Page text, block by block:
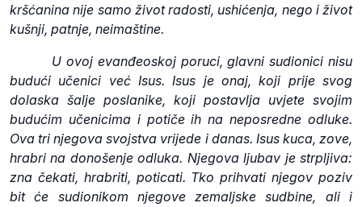
kršćanina nije samo život radosti, ushićenja, nego i život
kušnji, patnje, neimaštine.
U ovoj evanđeoskoj poruci, glavni sudionici nisu
budući učenici već Isus. Isus je onaj, koji prije svog
dolaska šalje poslanike, koji postavlja uvjete svojim
budućim učenicima i potiče ih na neposredne odluke.
Ova tri njegova svojstva vrijede i danas. Isus kuca, zove,
hrabri na donošenje odluka. Njegova ljubav je strpljiva:
zna čekati, hrabriti, poticati. Tko prihvati njegov poziv
bit će sudionikom njegove zemaljske sudbine, ali i